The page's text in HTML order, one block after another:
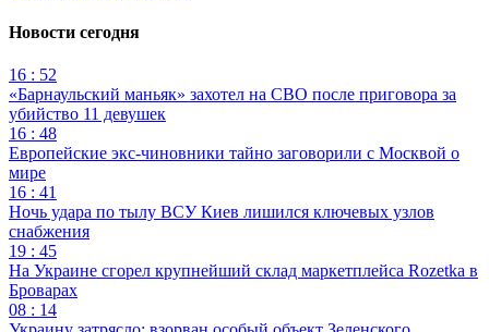
Новости сегодня
16 : 52
«Барнаульский маньяк» захотел на СВО после приговора за
убийство 11 девушек
16 : 48
Европейские экс-чиновники тайно заговорили с Москвой о
мире
16 : 41
Ночь удара по тылу ВСУ Киев лишился ключевых узлов
снабжения
19 : 45
На Украине сгорел крупнейший склад маркетплейса Rozetka в
Броварах
08 : 14